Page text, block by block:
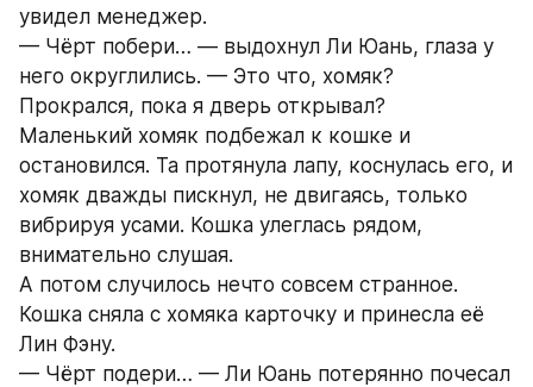
увидел менеджер.
— Чёрт побери… — выдохнул Ли Юань, глаза у
него округлились. — Это что, хомяк?
Прокрался, пока я дверь открывал?
Маленький хомяк подбежал к кошке и
остановился. Та протянула лапу, коснулась его, и
хомяк дважды пискнул, не двигаясь, только
вибрируя усами. Кошка улеглась рядом,
внимательно слушая.
А потом случилось нечто совсем странное.
Кошка сняла с хомяка карточку и принесла её
Лин Фэну.
— Чёрт подери… — Ли Юань потерянно почесал